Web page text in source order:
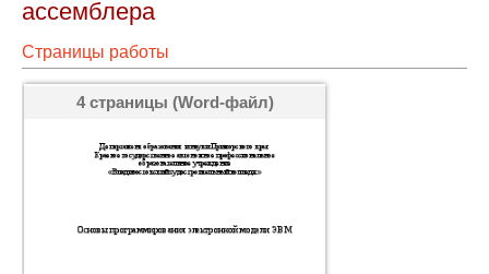
ассемблера
Страницы работы
4 страницы (Word-файл)